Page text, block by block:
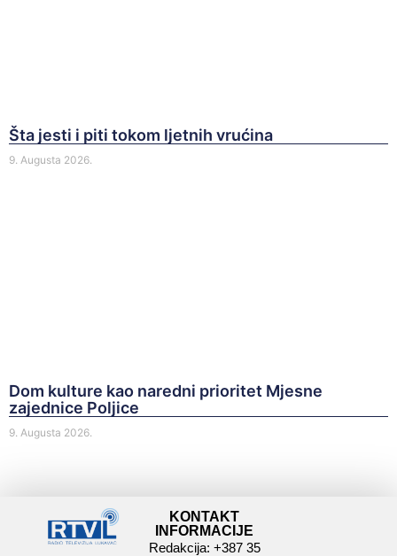
Šta jesti i piti tokom ljetnih vrućina
9. Augusta 2026.
Dom kulture kao naredni prioritet Mjesne
zajednice Poljice
9. Augusta 2026.
KONTAKT
INFORMACIJE
Redakcija: +387 35